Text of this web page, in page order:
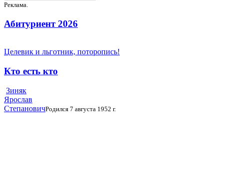
Реклама.
Абитуриент 2026
Целевик и льготник, поторопись!
Кто есть кто
Зиняк
Ярослав
СтепановичРодился 7 августа 1952 г.